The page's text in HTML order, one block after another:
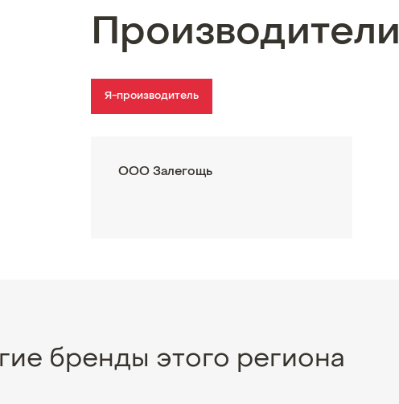
Производители
Я-производитель
ООО Залегощь
бренды этого региона